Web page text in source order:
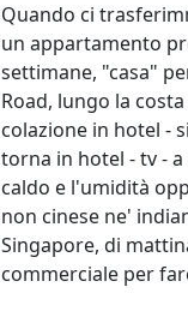
Quando ci
un appartamento
settimane, "casa"
Road, lungo la
colazione in hotel -
torna in hotel - tv -
caldo e l'umidità
non cinese ne'
Singapore, di
commerciale per